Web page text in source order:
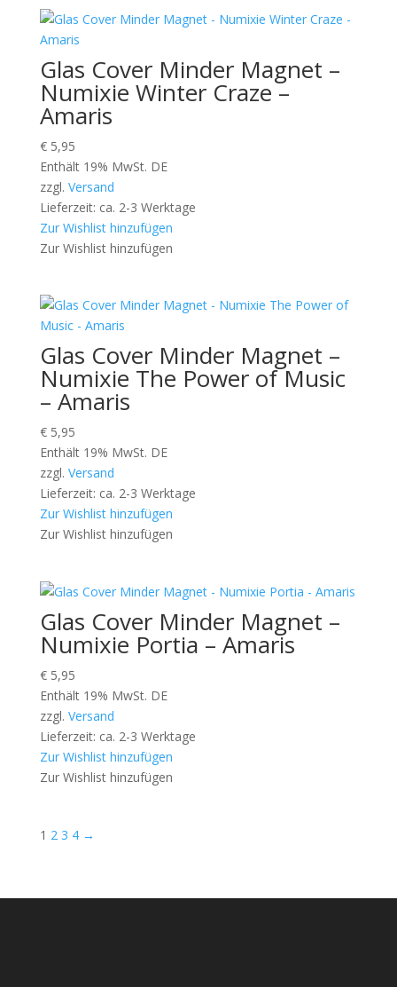
Glas Cover Minder Magnet –
Numixie Winter Craze –
Amaris
€5,95
Enthält 19% MwSt. DE
zzgl. Versand
Lieferzeit: ca. 2-3 Werktage
Zur Wishlist hinzufügen
Zur Wishlist hinzufügen
Glas Cover Minder Magnet –
Numixie The Power of Music
– Amaris
€5,95
Enthält 19% MwSt. DE
zzgl. Versand
Lieferzeit: ca. 2-3 Werktage
Zur Wishlist hinzufügen
Zur Wishlist hinzufügen
Glas Cover Minder Magnet –
Numixie Portia – Amaris
€5,95
Enthält 19% MwSt. DE
zzgl. Versand
Lieferzeit: ca. 2-3 Werktage
Zur Wishlist hinzufügen
Zur Wishlist hinzufügen
1 2 3 4 →